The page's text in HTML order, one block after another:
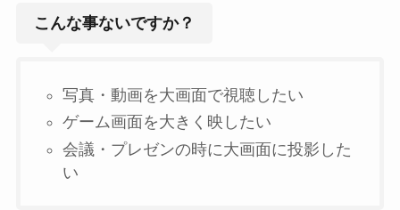
こんな事ないですか？
写真・動画を大画面で視聴したい
ゲーム画面を大きく映したい
会議・プレゼンの時に大画面に投影した
い